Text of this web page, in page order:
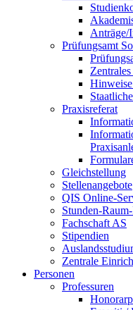
Anträge/
Prüfungsamt
Praxisreferat
Gleichstellung
Stellenangebote
QIS Online-
Stunden-
Fachschaft AS
Stipendien
Zentrale
Personen
Professuren